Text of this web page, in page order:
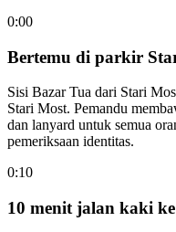
0:00
Bertemu di parkir
Sisi Bazar Tua dari Stari
Stari Most. Pemandu
dan lanyard untuk semua
pemeriksaan identitas.
0:10
10 menit jalan kaki